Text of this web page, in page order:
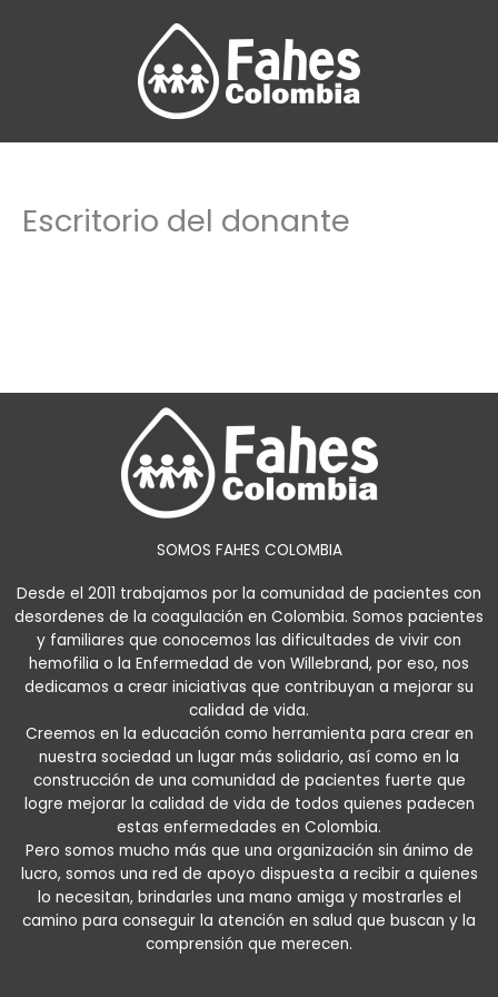
Escritorio del donante
SOMOS FAHES COLOMBIA
Desde el 2011 trabajamos por la comunidad de pacientes con
desordenes de la coagulación en Colombia. Somos pacientes
y familiares que conocemos las dificultades de vivir con
hemofilia o la Enfermedad de von Willebrand, por eso, nos
dedicamos a crear iniciativas que contribuyan a mejorar su
calidad de vida.
Creemos en la educación como herramienta para crear en
nuestra sociedad un lugar más solidario, así como en la
construcción de una comunidad de pacientes fuerte que
logre mejorar la calidad de vida de todos quienes padecen
estas enfermedades en Colombia.
Pero somos mucho más que una organización sin ánimo de
lucro, somos una red de apoyo dispuesta a recibir a quienes
lo necesitan, brindarles una mano amiga y mostrarles el
camino para conseguir la atención en salud que buscan y la
comprensión que merecen.